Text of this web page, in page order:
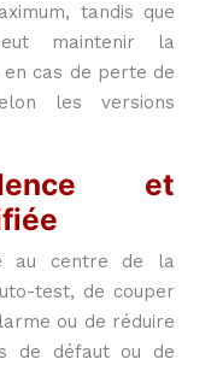
tandis que
maintenir la
cas de perte de
les versions
et
au centre de la
test, de couper
ou de réduire
de défaut ou de